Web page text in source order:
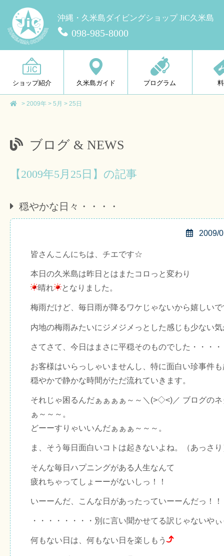
沖縄・久米島ダイビングショップ JiC久米島
098-985-8000
ショップ紹介 久米島ガイド プログラム
> 2009年 > 5月 > 25日
ブログ & NEWS
【2009年5月25日】の記事
穏やかな日々・・・・
2009/
皆さんこんにちは、チエです☆
本日の久米島は昨日とはまたコロっと変わり
晴れ
となりました。
梅雨だけど、毎日雨が降るワケじゃないから嬉しい
内地の梅雨みたいにジメジメっとした感じも少ない
さてさて、今日はまさに平穏そのものでした・・・
お客様はいらっしゃいませんし、特に面白い珍事件
穏やかで静かな時間がただ流れていきます。
それじゃ困るんだぁぁぁぁ～～＼(>◇<)／ ブログの
ぁ～～～。
どーーすりゃいいんだぁぁぁ～～～。
ま、そう毎日面白いコトは起きないよね。（あっさり
そんな毎日ハプニングがある人生なんて
疲れちゃってしょーーがないしっ！！
いーーんだ、こんな日があったっていーーんだっ！！
・・・・・・・・別に言い聞かせてる訳じゃないや
何もない日は、何もない日を楽しもう